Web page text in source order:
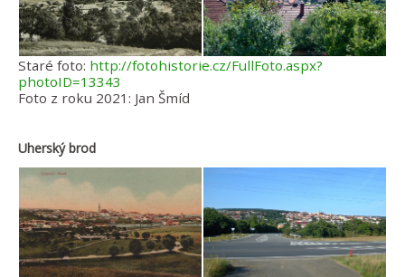
Staré foto: http://fotohistorie.cz/FullFoto.aspx?
photoID=13343
Foto z roku 2021: Jan Šmíd
Uherský brod